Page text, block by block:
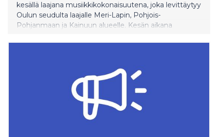
kesällä laajana musiikkikokonaisuutena, joka levittäytyy
Oulun seudulta laajalle Meri-Lapin, Pohjois-
Pohjanmaan ja Kainuun alueelle. Kesän aikana
taidetapahtumia erilaisissa ympäristöissä